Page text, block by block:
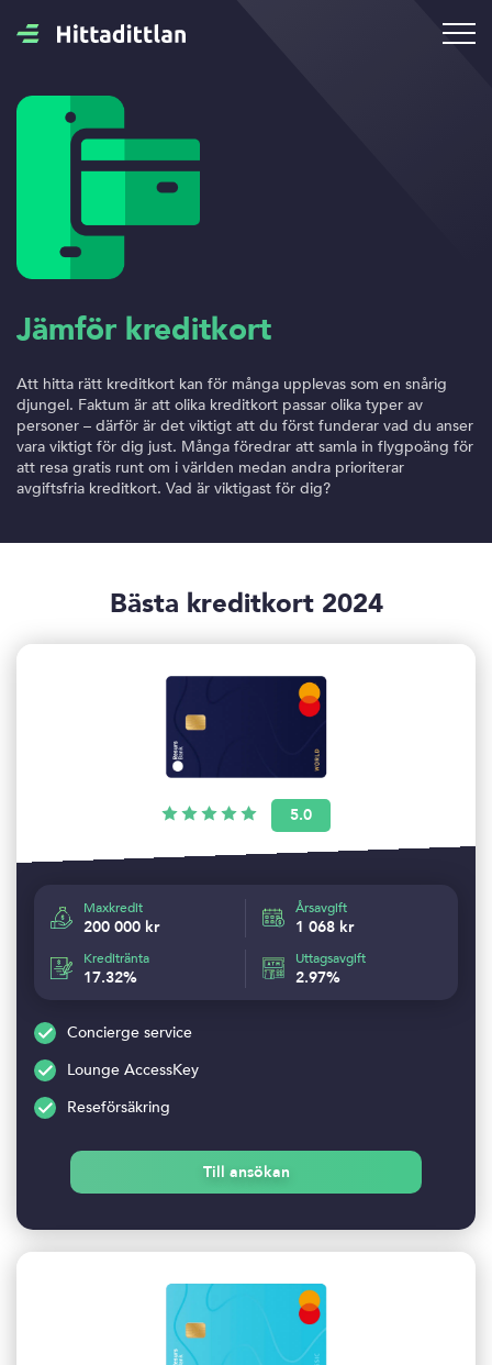
Jämför kreditkort
Att hitta rätt kreditkort kan för många upplevas som en snårig
djungel. Faktum är att olika kreditkort passar olika typer av
personer – därför är det viktigt att du först funderar vad du anser
vara viktigt för dig just. Många föredrar att samla in flygpoäng för
att resa gratis runt om i världen medan andra prioriterar
avgiftsfria kreditkort. Vad är viktigast för dig?
Bästa kreditkort 2024
5.0
Maxkredit
200 000 kr
Årsavgift
1 068 kr
Kreditränta
17.32%
Uttagsavgift
2.97%
Concierge service
Lounge AccessKey
Reseförsäkring
Till ansökan